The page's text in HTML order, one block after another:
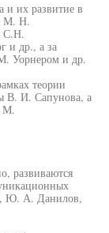
и их развитие в
М. Н.
С.Н.
и др., а за
Уорнером и др.
теории
В. И. Сапунова, а
М.
развиваются
Ю. А. Данилов,